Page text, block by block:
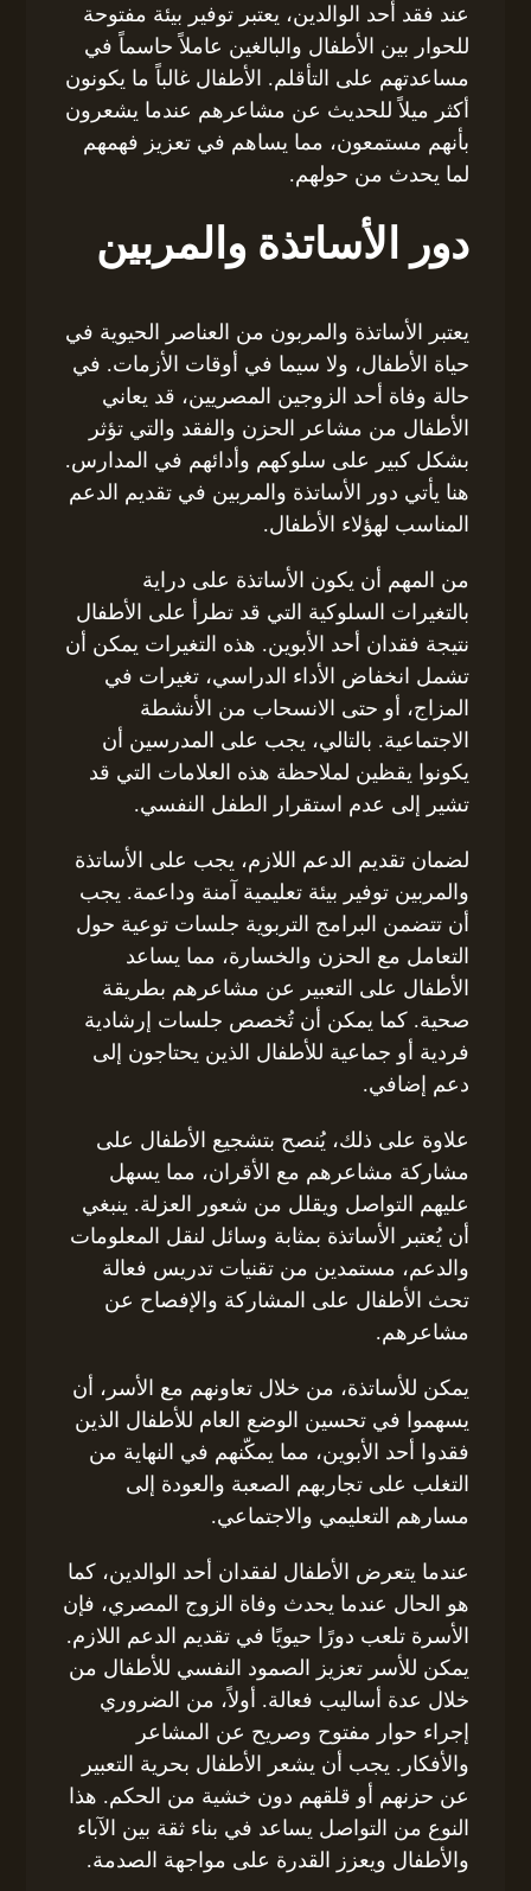
عند فقد أحد الوالدين، يعتبر توفير بيئة مفتوحة
للحوار بين الأطفال والبالغين عاملاً حاسماً في
مساعدتهم على التأقلم. الأطفال غالباً ما يكونون
أكثر ميلاً للحديث عن مشاعرهم عندما يشعرون
بأنهم مستمعون، مما يساهم في تعزيز فهمهم
لما يحدث من حولهم.
دور الأساتذة والمربين
يعتبر الأساتذة والمربون من العناصر الحيوية في
حياة الأطفال، ولا سيما في أوقات الأزمات. في
حالة وفاة أحد الزوجين المصريين، قد يعاني
الأطفال من مشاعر الحزن والفقد والتي تؤثر
بشكل كبير على سلوكهم وأدائهم في المدارس.
هنا يأتي دور الأساتذة والمربين في تقديم الدعم
المناسب لهؤلاء الأطفال.
من المهم أن يكون الأساتذة على دراية
بالتغيرات السلوكية التي قد تطرأ على الأطفال
نتيجة فقدان أحد الأبوين. هذه التغيرات يمكن أن
تشمل انخفاض الأداء الدراسي، تغيرات في
المزاج، أو حتى الانسحاب من الأنشطة
الاجتماعية. بالتالي، يجب على المدرسين أن
يكونوا يقظين لملاحظة هذه العلامات التي قد
تشير إلى عدم استقرار الطفل النفسي.
لضمان تقديم الدعم اللازم، يجب على الأساتذة
والمربين توفير بيئة تعليمية آمنة وداعمة. يجب
أن تتضمن البرامج التربوية جلسات توعية حول
التعامل مع الحزن والخسارة، مما يساعد
الأطفال على التعبير عن مشاعرهم بطريقة
صحية. كما يمكن أن تُخصص جلسات إرشادية
فردية أو جماعية للأطفال الذين يحتاجون إلى
دعم إضافي.
علاوة على ذلك، يُنصح بتشجيع الأطفال على
مشاركة مشاعرهم مع الأقران، مما يسهل
عليهم التواصل ويقلل من شعور العزلة. ينبغي
أن يُعتبر الأساتذة بمثابة وسائل لنقل المعلومات
والدعم، مستمدين من تقنيات تدريس فعالة
تحث الأطفال على المشاركة والإفصاح عن
مشاعرهم.
يمكن للأساتذة، من خلال تعاونهم مع الأسر، أن
يسهموا في تحسين الوضع العام للأطفال الذين
فقدوا أحد الأبوين، مما يمكّنهم في النهاية من
التغلب على تجاربهم الصعبة والعودة إلى
مسارهم التعليمي والاجتماعي.
عندما يتعرض الأطفال لفقدان أحد الوالدين، كما
هو الحال عندما يحدث وفاة الزوج المصري، فإن
الأسرة تلعب دورًا حيويًا في تقديم الدعم اللازم.
يمكن للأسر تعزيز الصمود النفسي للأطفال من
خلال عدة أساليب فعالة. أولاً، من الضروري
إجراء حوار مفتوح وصريح عن المشاعر
والأفكار. يجب أن يشعر الأطفال بحرية التعبير
عن حزنهم أو قلقهم دون خشية من الحكم. هذا
النوع من التواصل يساعد في بناء ثقة بين الآباء
والأطفال ويعزز القدرة على مواجهة الصدمة.